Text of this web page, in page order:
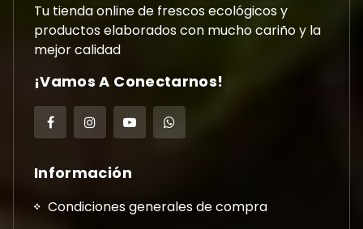
Tu tienda online de frescos ecológicos y
productos elaborados con mucho cariño y la
mejor calidad
¡Vamos A Conectarnos!
Información
Condiciones generales de compra